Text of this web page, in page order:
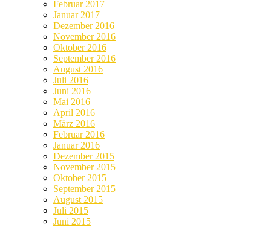
Februar 2017
Januar 2017
Dezember 2016
November 2016
Oktober 2016
September 2016
August 2016
Juli 2016
Juni 2016
Mai 2016
April 2016
März 2016
Februar 2016
Januar 2016
Dezember 2015
November 2015
Oktober 2015
September 2015
August 2015
Juli 2015
Juni 2015